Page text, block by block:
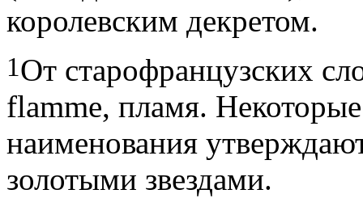
королевским декретом.
1От старофранцузских
flamme, пламя.
наименования
золотыми звездами.